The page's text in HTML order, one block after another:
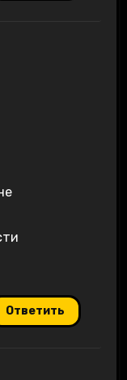
Ответить